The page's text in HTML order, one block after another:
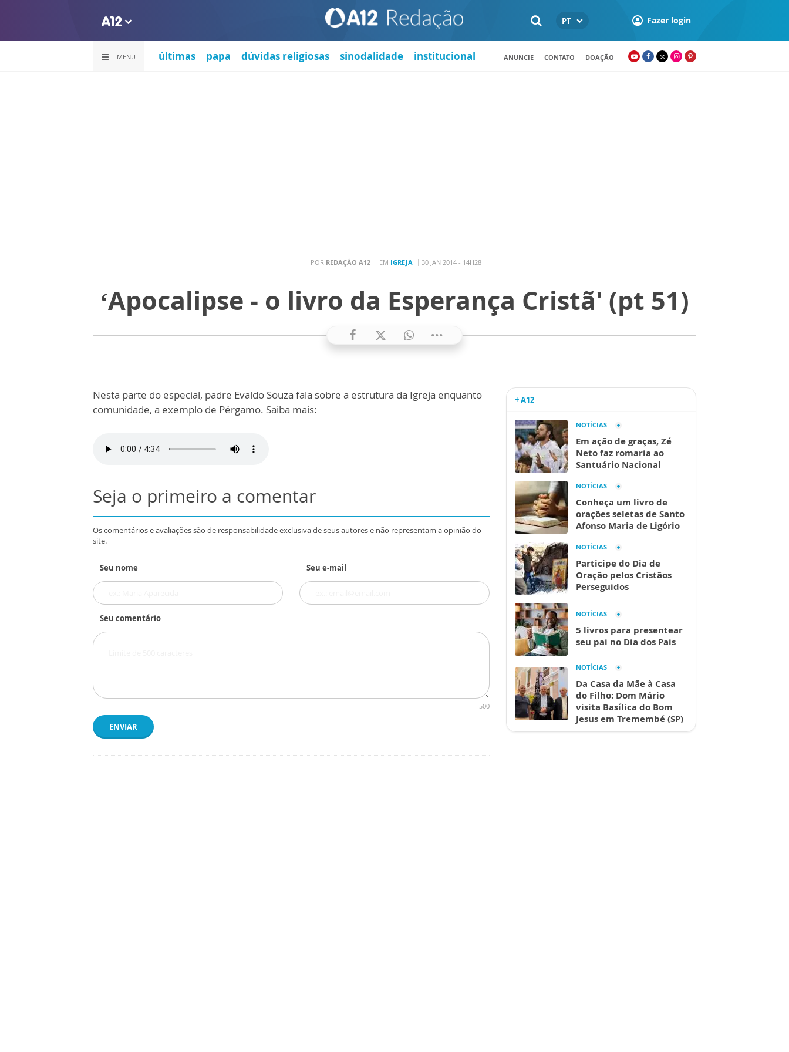
PT Fazer login
MENU últimas papa dúvidas religiosas sinodalidade institucional ANUNCIE CONTATO DOAÇÃO
POR REDAÇÃO A12 EM IGREJA 30 JAN 2014 - 14H28
‘Apocalipse - o livro da Esperança Cristã' (pt 51)
Nesta parte do especial, padre Evaldo Souza fala sobre a estrutura da Igreja enquanto
comunidade, a exemplo de Pérgamo. Saiba mais:
Seja o primeiro a comentar
Os comentários e avaliações são de responsabilidade exclusiva de seus autores e não representam a opinião do
site.
Seu nome Seu e-mail
Seu comentário
500
ENVIAR
+ A12
NOTÍCIAS
Em ação de graças, Zé
Neto faz romaria ao
Santuário Nacional
NOTÍCIAS
Conheça um livro de
orações seletas de Santo
Afonso Maria de Ligório
NOTÍCIAS
Participe do Dia de
Oração pelos Cristãos
Perseguidos
NOTÍCIAS
5 livros para presentear
seu pai no Dia dos Pais
NOTÍCIAS
Da Casa da Mãe à Casa
do Filho: Dom Mário
visita Basílica do Bom
Jesus em Tremembé (SP)